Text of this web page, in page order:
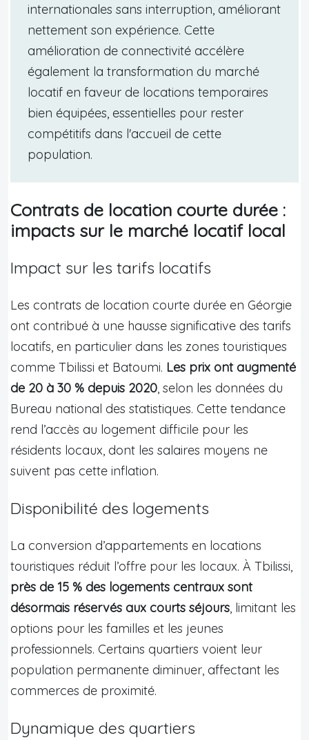
internationales sans interruption, améliorant
nettement son expérience. Cette
amélioration de connectivité accélère
également la transformation du marché
locatif en faveur de locations temporaires
bien équipées, essentielles pour rester
compétitifs dans l'accueil de cette
population.
Contrats de location courte durée :
impacts sur le marché locatif local
Impact sur les tarifs locatifs
Les contrats de location courte durée en Géorgie
ont contribué à une hausse significative des tarifs
locatifs, en particulier dans les zones touristiques
comme Tbilissi et Batoumi. Les prix ont augmenté
de 20 à 30 % depuis 2020, selon les données du
Bureau national des statistiques. Cette tendance
rend l’accès au logement difficile pour les
résidents locaux, dont les salaires moyens ne
suivent pas cette inflation.
Disponibilité des logements
La conversion d’appartements en locations
touristiques réduit l’offre pour les locaux. À Tbilissi,
près de 15 % des logements centraux sont
désormais réservés aux courts séjours, limitant les
options pour les familles et les jeunes
professionnels. Certains quartiers voient leur
population permanente diminuer, affectant les
commerces de proximité.
Dynamique des quartiers